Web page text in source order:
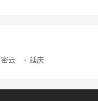
密云 延庆